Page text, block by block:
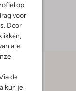
op
voor
Door
alle
de
kun je